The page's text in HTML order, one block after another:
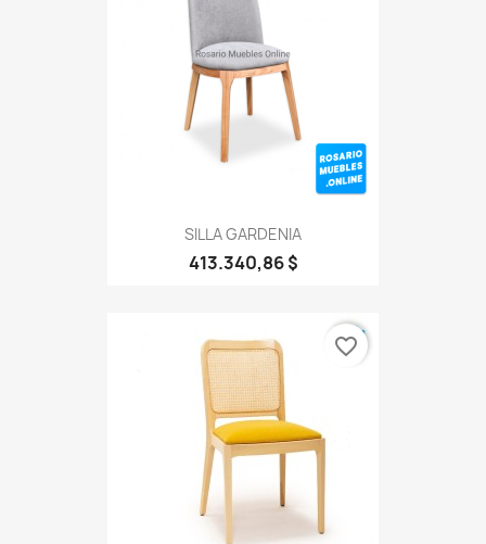
SILLA GARDENIA
413.340,86 $
favorite_border